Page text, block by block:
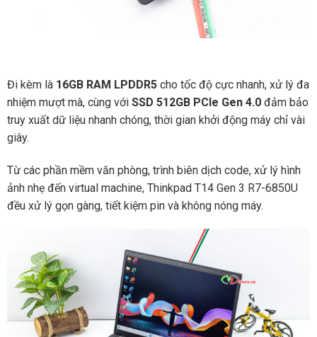
Đi kèm là 16GB RAM LPDDR5cho tốc độ cực nhanh, xử lý đa
nhiệm mượt mà, cùng với SSD 512GB PCIe Gen 4.0đảm bảo
truy xuất dữ liệu nhanh chóng, thời gian khởi động máy chỉ vài
giây.
Từ các phần mềm văn phòng, trình biên dịch code, xử lý hình
ảnh nhẹ đến virtual machine, Thinkpad T14 Gen 3 R7-6850U
đều xử lý gọn gàng, tiết kiệm pin và không nóng máy.